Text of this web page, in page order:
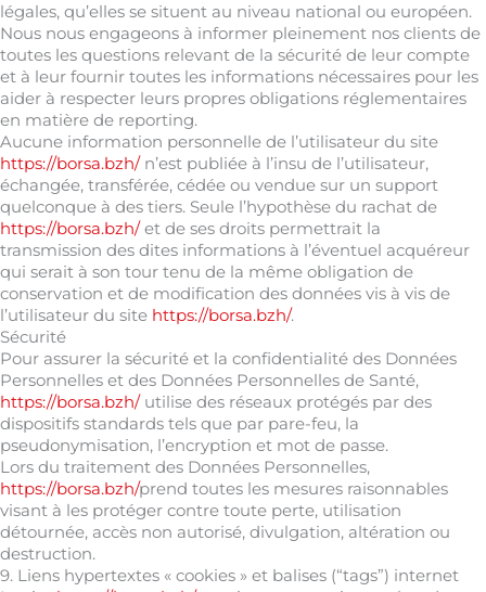
légales, qu’elles se situent au niveau national ou européen.
Nous nous engageons à informer pleinement nos clients de
toutes les questions relevant de la sécurité de leur compte
et à leur fournir toutes les informations nécessaires pour les
aider à respecter leurs propres obligations réglementaires
en matière de reporting.
Aucune information personnelle de l’utilisateur du site
https://borsa.bzh/n’est publiée à l’insu de l’utilisateur,
échangée, transférée, cédée ou vendue sur un support
quelconque à des tiers. Seule l’hypothèse du rachat de
https://borsa.bzh/et de ses droits permettrait la
transmission des dites informations à l’éventuel acquéreur
qui serait à son tour tenu de la même obligation de
conservation et de modification des données vis à vis de
l’utilisateur du site https://borsa.bzh/.
Sécurité
Pour assurer la sécurité et la confidentialité des Données
Personnelles et des Données Personnelles de Santé,
https://borsa.bzh/utilise des réseaux protégés par des
dispositifs standards tels que par pare-feu, la
pseudonymisation, l’encryption et mot de passe.
Lors du traitement des Données Personnelles,
https://borsa.bzh/prend toutes les mesures raisonnables
visant à les protéger contre toute perte, utilisation
détournée, accès non autorisé, divulgation, altération ou
destruction.
9. Liens hypertextes « cookies » et balises (“tags”) internet